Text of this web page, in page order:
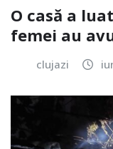
O casă a
femei au
clujazi